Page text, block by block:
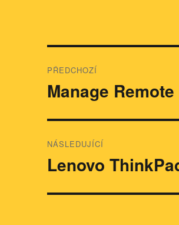
pro
PŘEDCHOZÍ
Předchozí
Manage
NÁSLEDUJÍCÍ
Následující
Lenovo